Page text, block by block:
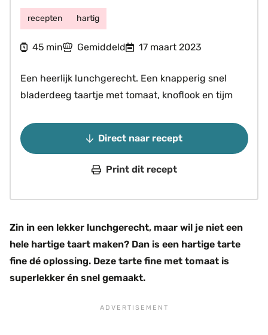
recepten hartig
45minuten
min Gemiddeld 17 maart 2023
Een heerlijk lunchgerecht. Een knapperig snel
bladerdeeg taartje met tomaat, knoflook en tijm
Direct naar recept
Print dit recept
Zin in een lekker lunchgerecht, maar wil je niet een
hele hartige taart maken? Dan is een hartige tarte
fine dé oplossing. Deze tarte fine met tomaat is
superlekker én snel gemaakt.